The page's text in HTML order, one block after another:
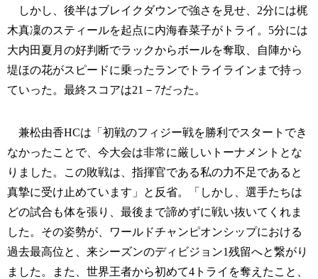
しかし、後半はブレイクダウンで強さを見せ、2分には梶
木真凜のスティールを起点に内海春菜子がトライ。5分には
大内田夏月の好判断でラックからボールを奪取、自陣から
堤ほの花がスピードに乗ったランでトライラインまで持っ
ていった。最終スコアは21－7だった。
兼松由香HCは「初戦のフィジー戦を勝利でスタートでき
なかったことで、今大会は非常に厳しいトーナメントとな
りました。この敗戦は、指揮官である私の力不足であると
真摯に受け止めています」と反省。「しかし、選手たちは
どの試合も体を張り、最後まで諦めずに戦い抜いてくれま
した。その姿勢が、ワールドチャンピオンシップにおける
過去最高位と、来シーズンのディビジョン1残留へと繋がり
ました。また、世界王者から初めて4トライを奪えたこと、